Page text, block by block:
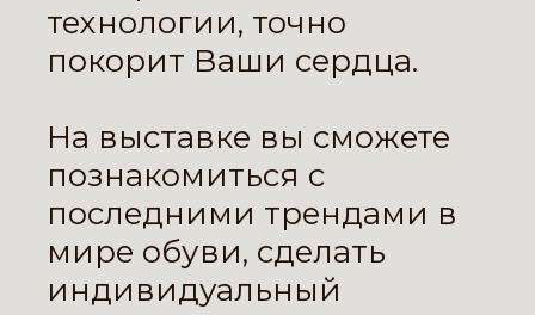
технологии, точно
покорит Ваши сердца.
На выставке вы сможете
познакомиться с
последними трендами в
мире обуви, сделать
индивидуальный